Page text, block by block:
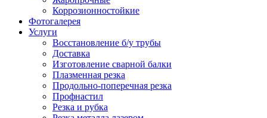
Коррозионностойкие
Фотогалерея
Услуги
Восстановление б/у трубы
Доставка
Изготовление сварной балки
Плазменная резка
Продольно-поперечная резка
Профнастил
Резка и рубка